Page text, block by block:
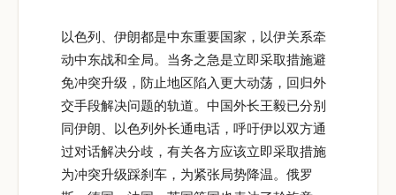
以色列、伊朗都是中东重要国家，以伊关系牵
动中东战和全局。当务之急是立即采取措施避
免冲突升级，防止地区陷入更大动荡，回归外
交手段解决问题的轨道。中国外长王毅已分别
同伊朗、以色列外长通电话，呼吁伊以双方通
过对话解决分歧，有关各方应该立即采取措施
为冲突升级踩刹车，为紧张局势降温。俄罗